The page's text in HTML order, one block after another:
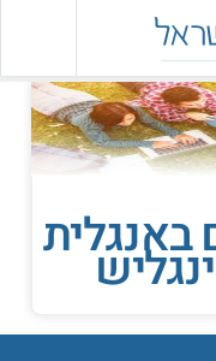
באנגלית